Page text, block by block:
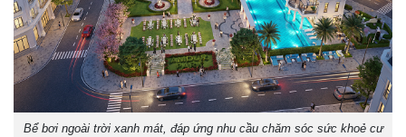
Bể bơi ngoài trời xanh mát, đáp ứng nhu cầu chăm sóc sức khoẻ cư